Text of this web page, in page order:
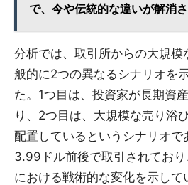
で、今や伝統的な違いが解消
分析では、取引所からの大規模
般的に2つの異なるシナリオを
た。1つ目は、投資家が長期資
り、2つ目は、大規模な売り浴
配置しているというシナリオで
3.99ドル前後で取引されてお
における戦術的な変化を示し